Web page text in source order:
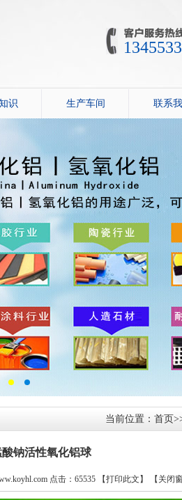
识 生产车间 联系
当前位置： 首页
钠活性氧化铝球
点击：65535 【打印此文】 【关闭